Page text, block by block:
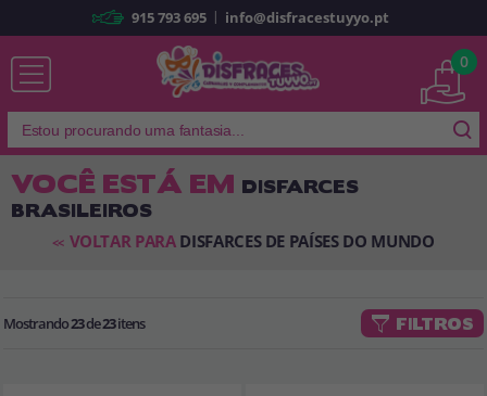
Já sou cliente
Lembrar-me Esqueceu sua senha?
915 793 695 | info@disfracestuyyo.pt
0
VOCÊ ESTÁ EM DISFARCES
BRASILEIROS
<< VOLTAR PARA DISFARCES DE PAÍSES DO MUNDO
Mostrando23de23itens FILTROS